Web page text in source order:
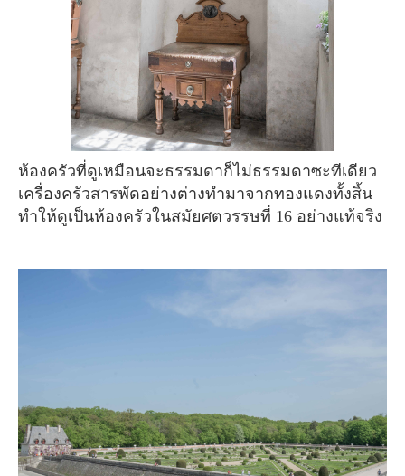
ห้องครัวที่ดูเหมือนจะธรรมดาก็ไม่ธรรมดาซะทีเดียว
เครื่องครัวสารพัดอย่างต่างทำมาจากทองแดงทั้งสิ้น
ทำให้ดูเป็นห้องครัวในสมัยศตวรรษที่ 16 อย่างแท้จริง